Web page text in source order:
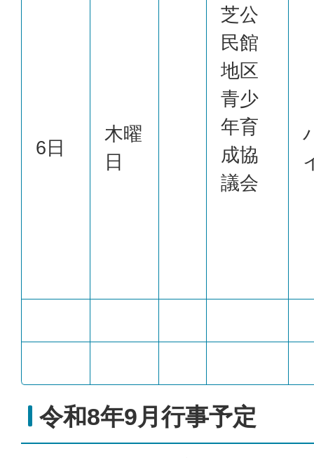
6日
木曜
日
芝公
民館
地区
青少
年育
成協
議会
令和8年9月行事予定